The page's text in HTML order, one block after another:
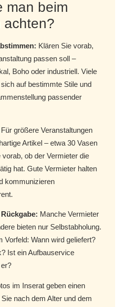
man beim
achten?
Klären Sie vorab,
passen soll –
Boho oder industriell. Viele
auf bestimmte Stile und
passender
Für größere Veranstaltungen
Artikel – etwa 30 Vasen
ob der Vermieter die
hat. Gute Vermieter halten
kommunizieren
Manche Vermieter
bieten nur Selbstabholung.
Vorfeld: Wann wird geliefert?
Ist ein Aufbauservice
im Inserat geben einen
nach dem Alter und dem